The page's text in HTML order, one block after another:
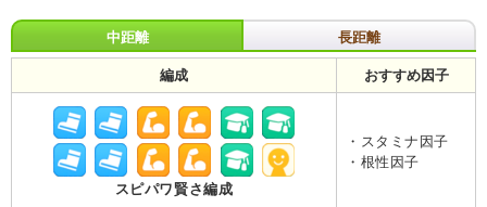
中距離 長距離
編成 おすすめ因子
スピパワ賢さ編成
・スタミナ因子
・根性因子